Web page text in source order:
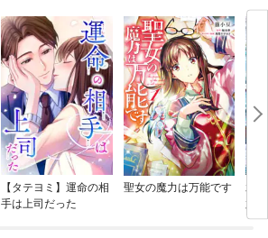
【タテヨミ】運命の相
手は上司だった
聖女の魔力は万能です
水
六
当